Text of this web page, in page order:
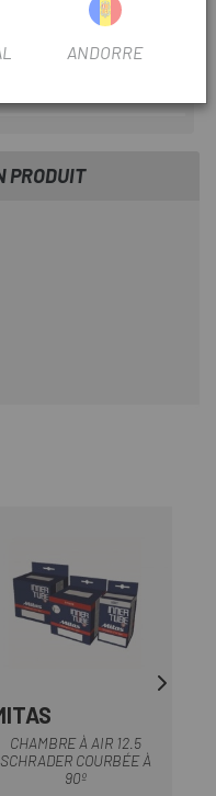
PRODUIT
CHAMBRE À AIR 12.5
SCHRADER COURBÉE À
90º
ANDORRE